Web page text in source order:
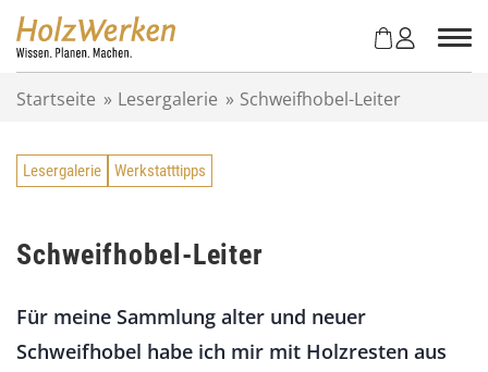
Startseite » Lesergalerie » Schweifhobel-Leiter
Lesergalerie Werkstatttipps
Schweifhobel-Leiter
Für meine Sammlung alter und neuer
Schweifhobel habe ich mir mit Holzresten aus